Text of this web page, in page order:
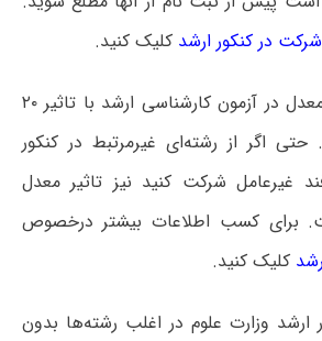
در کنکور ارشد کلیک کنید.
قابل توجه است که معدل در آزمون کارشناسی ارشد با تاثیر ۲۰
اگر از رشته‌ای غیرمرتبط در کنکور
غیرعامل شرکت کنید نیز تاثیر معدل
کلیک کنید.
ارشد وزارت علوم در اغلب رشته‌ها بدون